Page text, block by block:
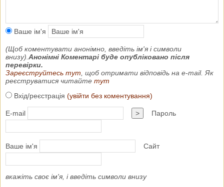
Ваше ім'я
(Щоб коментувати анонімно, введіть ім'я і символи
внизу). Анонімні Коментарі буде опубліковано після
перевірки.
Зареєструйтесь тут , щоб отримати відповідь на e-mail. Як
реєструватися читайте тут
Вхід/реєстрація (увійти без коментування)
E-mail > Пароль
Ваше ім'я Сайт
вкажіть своє ім'я, і введіть символи внизу